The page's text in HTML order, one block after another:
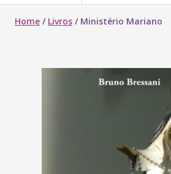
Home / Livros / Ministério Mariano